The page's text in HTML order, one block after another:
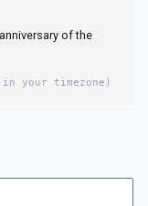
of the
your timezone)